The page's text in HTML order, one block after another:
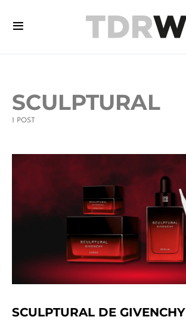
SCULPTURAL
1 POST
SCULPTURAL DE GIVENCHY